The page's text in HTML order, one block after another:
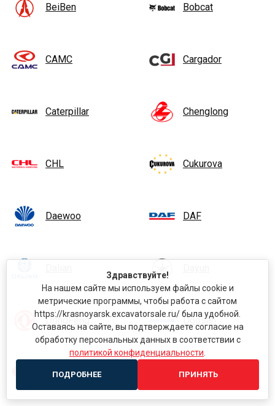
BeiBen Bobcat
CAMC Cargador
Caterpillar Chenglong
CHL Cukurova
Daewoo DAF
DongFeng Doosan
EP Equipment FAW
Здравствуйте!
На нашем сайте мы используем файлы cookie и
метрические программы, чтобы работа с сайтом
https://krasnoyarsk.excavatorsale.ru/ была удобной.
Оставаясь на сайте, вы подтверждаете согласие на
обработку персональных данных в соответствии с
политикой конфиденциальности
ПОДРОБНЕЕ ПРИНЯТЬ